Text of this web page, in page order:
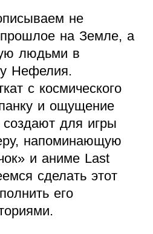
не
прошлое на Земле, а
людьми в
Нефелия.
с космического
и ощущение
создают для игры
напоминающую
и аниме Last
сделать этот
его